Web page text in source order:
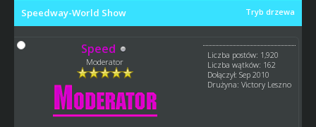
Tryb drzewa
Speedway-World Show
Speed
Moderator
Liczba postów: 1,920
Liczba wątków: 162
Dołączył: Sep 2010
Drużyna: Victory Leszno